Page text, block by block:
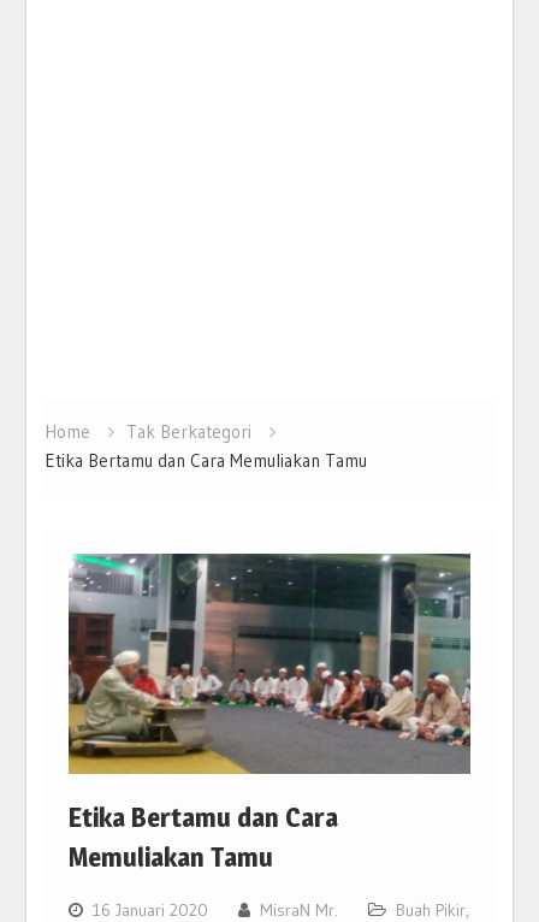
Home
Tak Berkategori
Etika Bertamu dan Cara Memuliakan Tamu
Etika Bertamu dan Cara
Memuliakan Tamu
16 Januari 2020 MisraN Mr. Buah Pikir,